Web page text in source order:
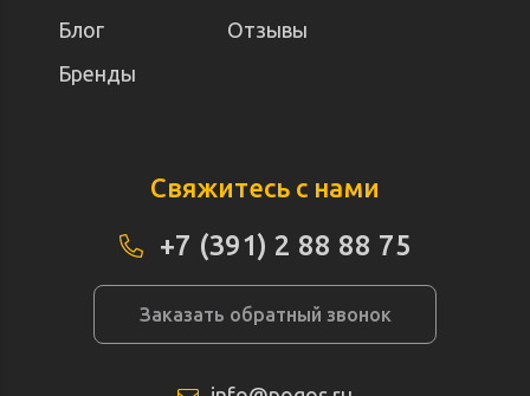
Блог
Отзывы
Бренды
Свяжитесь с нами
+7 (391) 2 88 88 75
Заказать обратный звонок